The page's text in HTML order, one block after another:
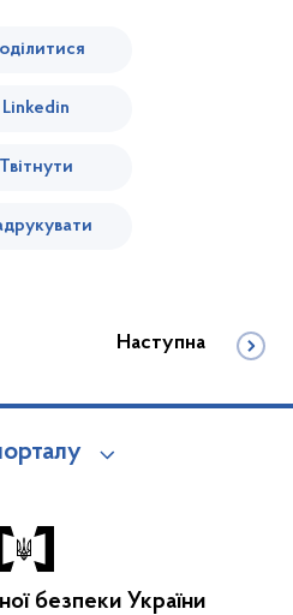
Linkedin
Твітнути
Наступна
безпеки України